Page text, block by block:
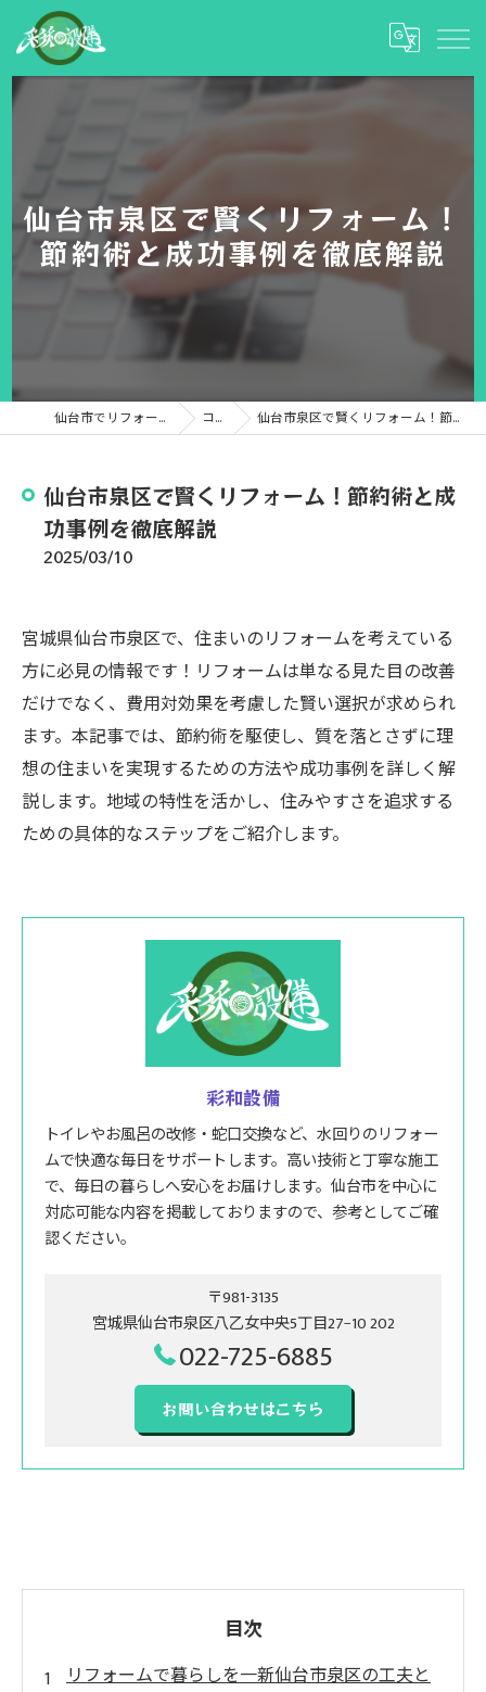
仙台市泉区で賢くリフォーム！
節約術と成功事例を徹底解説
仙台市でリフォームなら彩和設備 コラム 仙台市泉区で賢くリフォーム！節約術と成功事例を徹底解説
仙台市泉区で賢くリフォーム！節約術と成
功事例を徹底解説
2025/03/10
宮城県仙台市泉区で、住まいのリフォームを考えている
方に必見の情報です！リフォームは単なる見た目の改善
だけでなく、費用対効果を考慮した賢い選択が求められ
ます。本記事では、節約術を駆使し、質を落とさずに理
想の住まいを実現するための方法や成功事例を詳しく解
説します。地域の特性を活かし、住みやすさを追求する
ための具体的なステップをご紹介します。
彩和設備
トイレやお風呂の改修・蛇口交換など、水回りのリフォー
ムで快適な毎日をサポートします。高い技術と丁寧な施工
で、毎日の暮らしへ安心をお届けします。仙台市を中心に
対応可能な内容を掲載しておりますので、参考としてご確
認ください。
〒981-3135
宮城県仙台市泉区八乙女中央5丁目27−10 202
022-725-6885
お問い合わせはこちら
目次
リフォームで暮らしを一新仙台市泉区の工夫と